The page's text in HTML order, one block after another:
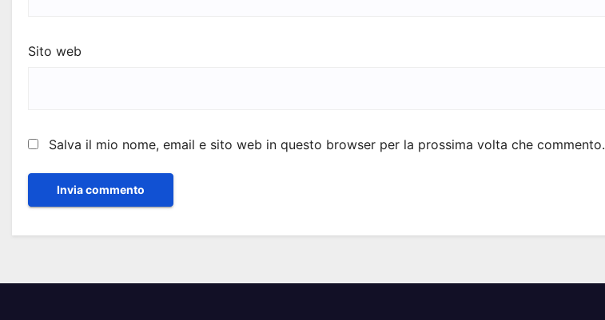
Sito web
Salva il mio nome, email e sito web in questo browser per la prossima volta che commento.